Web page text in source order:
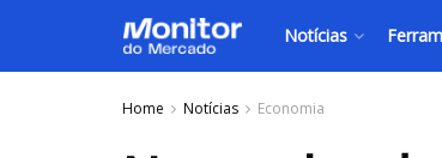
Notícias
Home Notícias Economia